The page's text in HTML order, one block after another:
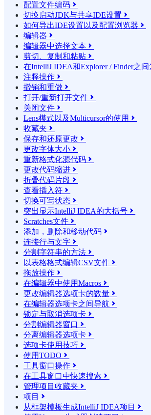
配置文件编码 
切换启动JDK与共享IDE设置 
如何导出IDE设置以及配置浏览器 
编辑器 
编辑器中选择文本 
剪切、复制和粘贴 
在IntelliJ IDEA和Explorer / Finder之
注释操作 
撤销和重做 
打开/重新打开文件 
关闭文件 
Lens模式以及Multicursor的使用 
收藏夹 
保存和还原更改 
更改字体大小 
重新格式化源代码 
更改代码缩进 
折叠代码片段 
查看插入符 
切换可写状态 
突出显示IntelliJ IDEA的大括号 
Scratches文件 
添加，删除和移动代码 
连接行与文字 
分割字符串的方法 
以表格格式编辑CSV文件 
拖放操作 
在编辑器中使用Macros 
更改编辑器选项卡的数量 
在编辑器选项卡之间导航 
锁定与取消选项卡 
分割编辑器窗口 
分离编辑器选项卡 
选项卡使用技巧 
使用TODO 
工具窗口操作 
在工具窗口中快速搜索 
管理项目收藏夹 
项目 
从框架模板生成IntelliJ IDEA项目 